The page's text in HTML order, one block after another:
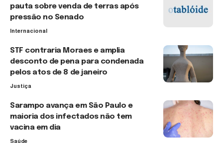
pauta sobre venda de terras após
pressão no Senado
Internacional
STF contraria Moraes e amplia
desconto de pena para condenada
pelos atos de 8 de janeiro
Justiça
Sarampo avança em São Paulo e
maioria dos infectados não tem
vacina em dia
Saúde